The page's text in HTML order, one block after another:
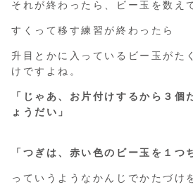
それが終わったら、ビー玉を数え
すくって移す練習が終わったら
升目とかに入っているビー玉がた
けですよね。
「じゃあ、お片付けするから３個
ょうだい」
「つぎは、赤い色のビー玉を１つ
っていうようなかんじでかたづけ